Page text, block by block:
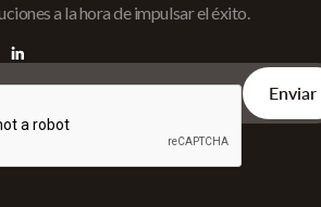
a la hora de impulsar el éxito.